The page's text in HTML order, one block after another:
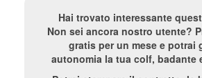
Hai trovato interessante
Non sei ancora nostro utente?
gratis per un mese e potrai
autonomia la tua colf, badante